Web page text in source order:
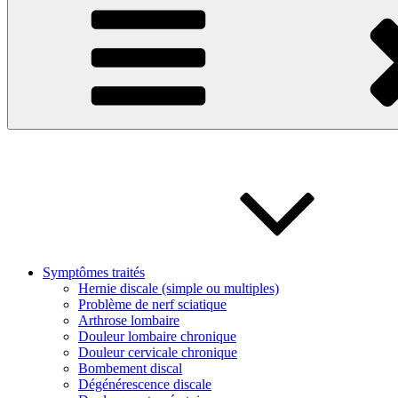
Symptômes traités
Hernie discale (simple ou multiples)
Problème de nerf sciatique
Arthrose lombaire
Douleur lombaire chronique
Douleur cervicale chronique
Bombement discal
Dégénérescence discale